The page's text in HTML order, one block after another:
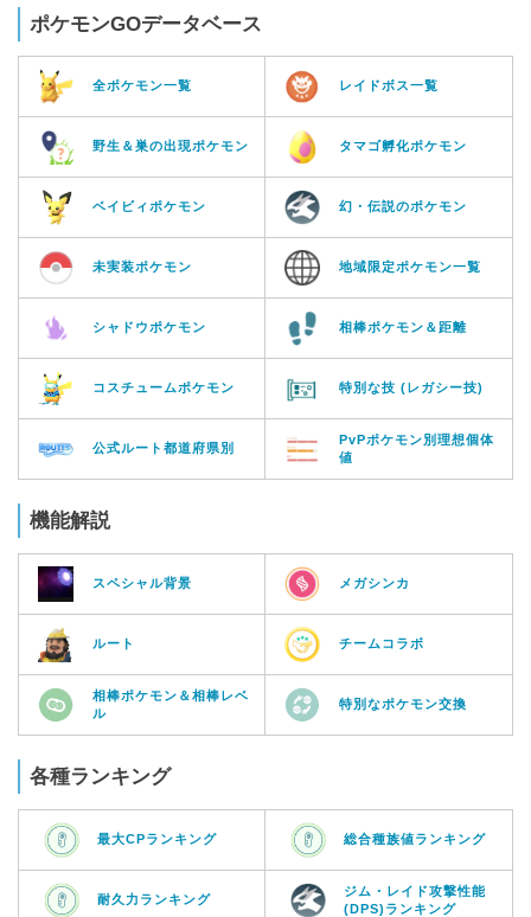
ポケモンGOデータベース
全ポケモン一覧 レイドボス一覧
野生＆巣の出現ポケモン タマゴ孵化ポケモン
ベイビィポケモン 幻・伝説のポケモン
未実装ポケモン 地域限定ポケモン一覧
シャドウポケモン 相棒ポケモン＆距離
コスチュームポケモン 特別な技 (レガシー技)
公式ルート都道府県別
PvPポケモン別理想個体
値
機能解説
スペシャル背景 メガシンカ
ルート チームコラボ
相棒ポケモン＆相棒レベ
ル
特別なポケモン交換
各種ランキング
最大CPランキング 総合種族値ランキング
耐久力ランキング
ジム・レイド攻撃性能
(DPS)ランキング